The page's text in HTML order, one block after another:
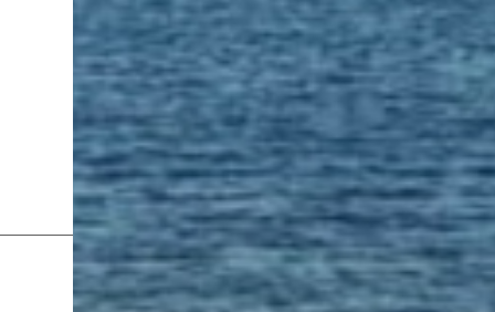
pieza-, va contando la vida del Galego, que
llegó al país y que trabajando fue quemando
etapas, esforzándose a puro pulmón. Pero
también está lo vivido en su España natal,
con el tema de la guerra civil que sufrió la
familia y tuvo la grieta que instaló el
generalisimo Franco con una enorme cuota
de torturas, persecución, secuestros,
prisiones. El dolor vivido en carne propia y
trasladado a la piel, para contar todo lo
padecido. El relato tiene morriña, saudades,
el canto a Galicia, tierra de los padres y